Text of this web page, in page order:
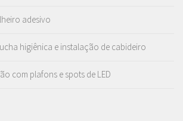
adesivo
higiênica e instalação de cabideiro
com plafons e spots de LED